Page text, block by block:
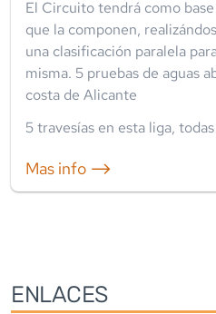
El Circuito tendrá como
que la componen,
una clasificación paralela
misma. 5 pruebas de aguas
costa de Alicante
5travesías en esta liga,
Mas info ⟶
ENLACES